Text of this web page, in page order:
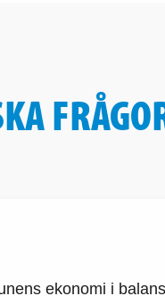
ekonomi i